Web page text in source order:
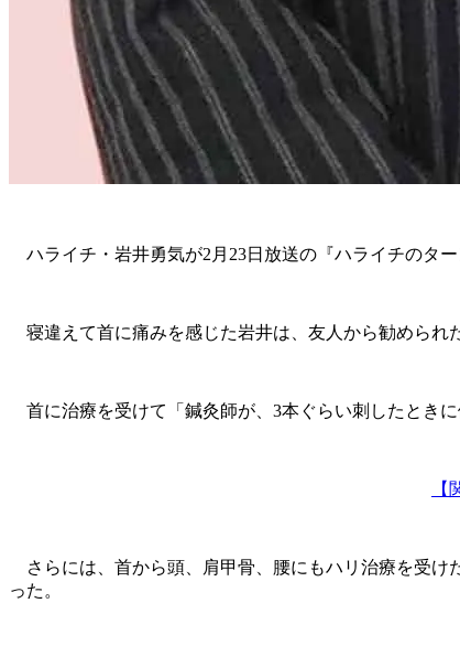
ハライチ・岩井勇気が2月23日放送の『ハライチのタ
寝違えて首に痛みを感じた岩井は、友人から勧められ
首に治療を受けて「鍼灸師が、3本ぐらい刺したとき
さらには、首から頭、肩甲骨、腰にもハリ治療を受け
った。